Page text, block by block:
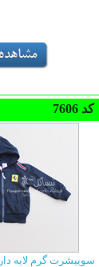
7606 کد
سوییشرت گرم لایه دار